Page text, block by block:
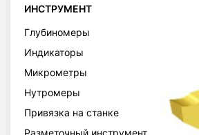
ИНСТРУМЕНТ
Глубиномеры
Индикаторы
Микрометры
Нутромеры
Привязка на станке
Разметочный инструмент